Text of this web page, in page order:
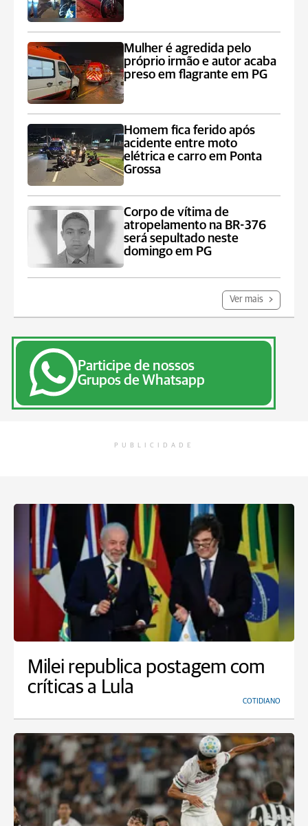
Mulher é agredida pelo
próprio irmão e autor acaba
preso em flagrante em PG
Homem fica ferido após
acidente entre moto
elétrica e carro em Ponta
Grossa
Corpo de vítima de
atropelamento na BR-376
será sepultado neste
domingo em PG
Ver mais
Participe de nossos
Grupos de Whatsapp
PUBLICIDADE
Milei republica postagem com
críticas a Lula
COTIDIANO